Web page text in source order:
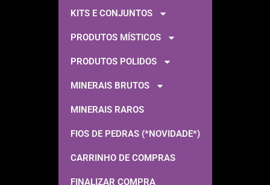
KITS E CONJUNTOS
PRODUTOS MÍSTICOS
PRODUTOS POLIDOS
MINERAIS BRUTOS
MINERAIS RAROS
FIOS DE PEDRAS (*NOVIDADE*)
CARRINHO DE COMPRAS
FINALIZAR COMPRA